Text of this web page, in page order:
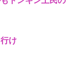
け